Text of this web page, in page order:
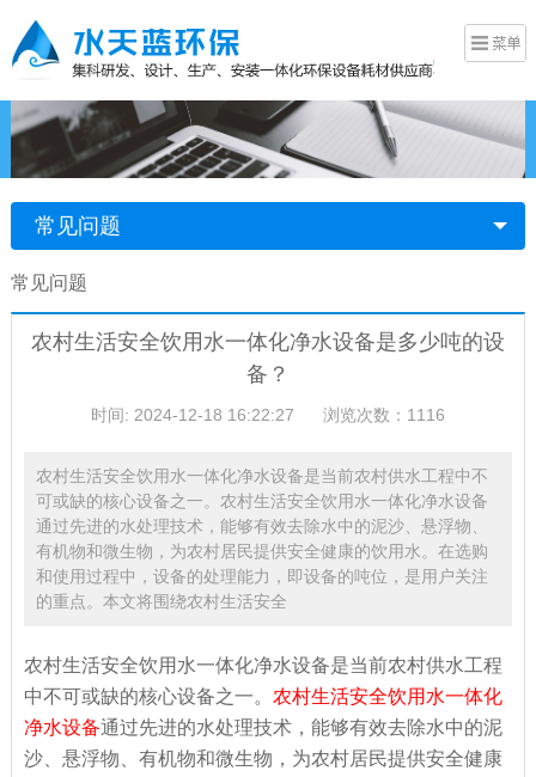
常见问题
常见问题
农村生活安全饮用水一体化净水设备是多少吨的设
备？
时间: 2024-12-18 16:22:27 浏览次数：1116
农村生活安全饮用水一体化净水设备是当前农村供水工程中不
可或缺的核心设备之一。农村生活安全饮用水一体化净水设备
通过先进的水处理技术，能够有效去除水中的泥沙、悬浮物、
有机物和微生物，为农村居民提供安全健康的饮用水。在选购
和使用过程中，设备的处理能力，即设备的吨位，是用户关注
的重点。本文将围绕农村生活安全
农村生活安全饮用水一体化净水设备是当前农村供水工程
中不可或缺的核心设备之一。 农村生活安全饮用水一体化
净水设备通过先进的水处理技术，能够有效去除水中的泥
沙、悬浮物、有机物和微生物，为农村居民提供安全健康